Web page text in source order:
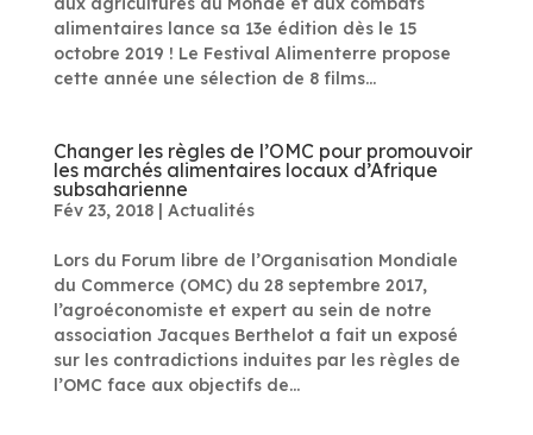
alimentaires lance sa 13e édition dès le 15
octobre 2019 ! Le Festival Alimenterre propose
cette année une sélection de 8 films...
Changer les règles de l’OMC pour promouvoir
les marchés alimentaires locaux d’Afrique
subsaharienne
Fév 23, 2018| Actualités
Lors du Forum libre de l’Organisation Mondiale
du Commerce (OMC) du 28 septembre 2017,
l’agroéconomiste et expert au sein de notre
association Jacques Berthelot a fait un exposé
sur les contradictions induites par les règles de
l’OMC face aux objectifs de...